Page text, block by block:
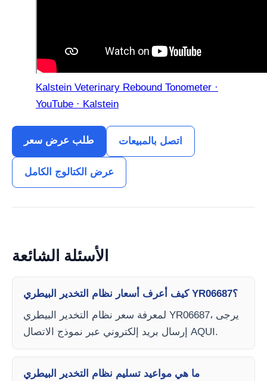
Kalstein Veterinary Rebound Tonometer ·
YouTube · Kalstein
طلب عرض سعر اتصل بالمبيعات
عرض الكتالوج الكامل
الأسئلة الشائعة
كيف أعرف أسعار نظام التخدير البيطري YR06687؟
لمعرفة سعر نظام التخدير البيطري YR06687، يرجى
إرسال بريد إلكتروني عبر نموذج الاتصال AQUI.
ما هي مواعيد تسليم نظام التخدير البيطري